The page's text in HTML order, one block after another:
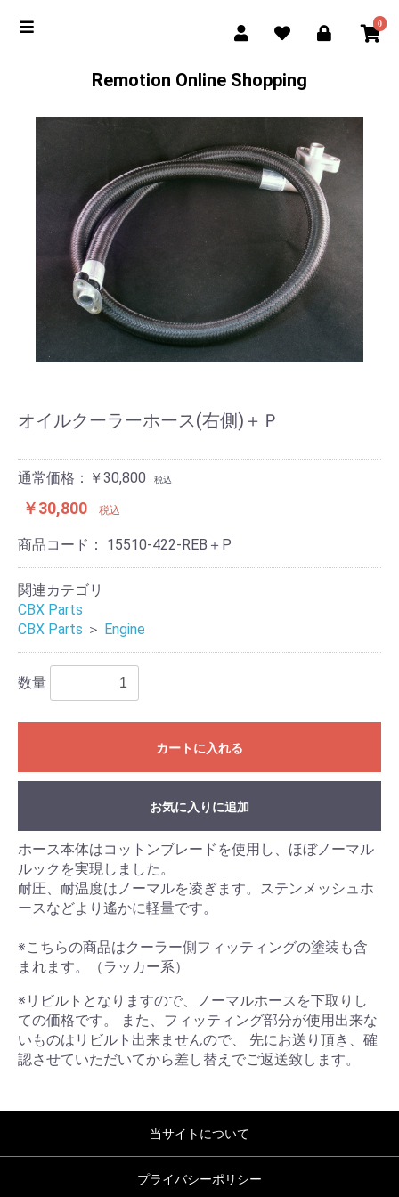
0
Remotion Online Shopping
オイルクーラーホース(右側)＋Ｐ
通常価格：￥30,800 税込
￥30,800 税込
商品コード： 15510-422-REB＋P
関連カテゴリ
CBX Parts
CBX Parts ＞ Engine
数量
カートに入れる
お気に入りに追加
ホース本体はコットンブレードを使用し、ほぼノーマル
ルックを実現しました。
耐圧、耐温度はノーマルを凌ぎます。ステンメッシュホ
ースなどより遙かに軽量です。
※こちらの商品はクーラー側フィッティングの塗装も含
まれます。（ラッカー系）
※リビルトとなりますので、ノーマルホースを下取りし
ての価格です。 また、フィッティング部分が使用出来な
いものはリビルト出来ませんので、 先にお送り頂き、確
認させていただいてから差し替えでご返送致します。
当サイトについて
プライバシーポリシー